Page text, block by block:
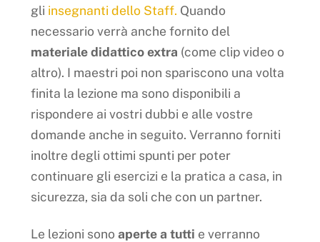
gli insegnanti dello Staff. Quando
necessario verrà anche fornito del
materiale didattico extra (come clip video o
altro). I maestri poi non spariscono una volta
finita la lezione ma sono disponibili a
rispondere ai vostri dubbi e alle vostre
domande anche in seguito. Verranno forniti
inoltre degli ottimi spunti per poter
continuare gli esercizi e la pratica a casa, in
sicurezza, sia da soli che con un partner.
Le lezioni sono aperte a tutti e verranno